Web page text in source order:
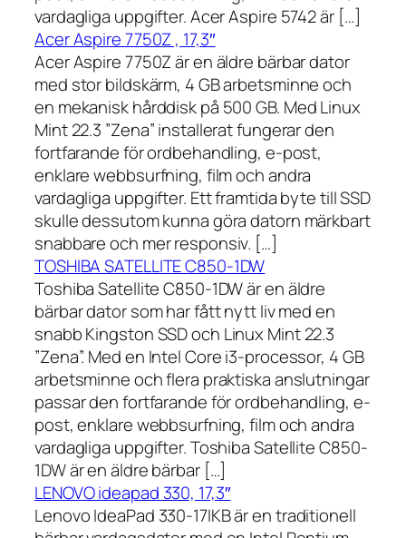
vardagliga uppgifter. Acer Aspire 5742 är […]
Acer Aspire 7750Z , 17,3″
Acer Aspire 7750Z är en äldre bärbar dator
med stor bildskärm, 4 GB arbetsminne och
en mekanisk hårddisk på 500 GB. Med Linux
Mint 22.3 ”Zena” installerat fungerar den
fortfarande för ordbehandling, e-post,
enklare webbsurfning, film och andra
vardagliga uppgifter. Ett framtida byte till SSD
skulle dessutom kunna göra datorn märkbart
snabbare och mer responsiv. […]
TOSHIBA SATELLITE C850-1DW
Toshiba Satellite C850-1DW är en äldre
bärbar dator som har fått nytt liv med en
snabb Kingston SSD och Linux Mint 22.3
”Zena”. Med en Intel Core i3-processor, 4 GB
arbetsminne och flera praktiska anslutningar
passar den fortfarande för ordbehandling, e-
post, enklare webbsurfning, film och andra
vardagliga uppgifter. Toshiba Satellite C850-
1DW är en äldre bärbar […]
LENOVO ideapad 330, 17,3″
Lenovo IdeaPad 330-17IKB är en traditionell